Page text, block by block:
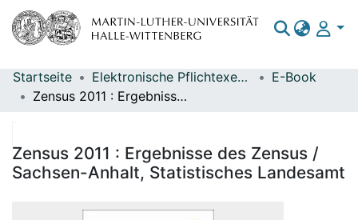
Bereiche & Sammlungen
Statistiken
Startseite Elektronische Pflichtexemplare
E-Book
Zensus 2011 : Ergebnisse des Zensus / Sachsen-Anhalt, Statistisches Landesamt
Zensus 2011 : Ergebnisse des Zensus /
Sachsen-Anhalt, Statistisches Landesamt